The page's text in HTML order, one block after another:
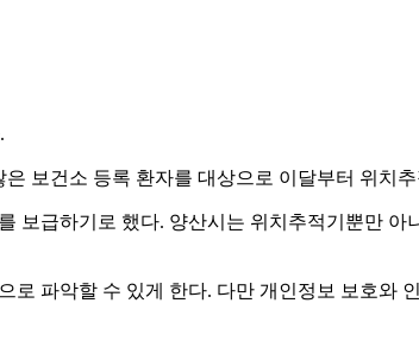
보건소 등록 환자를 대상으로 이달부터 위치
보급하기로 했다. 양산시는 위치추적기뿐만 아
파악할 수 있게 한다. 다만 개인정보 보호와